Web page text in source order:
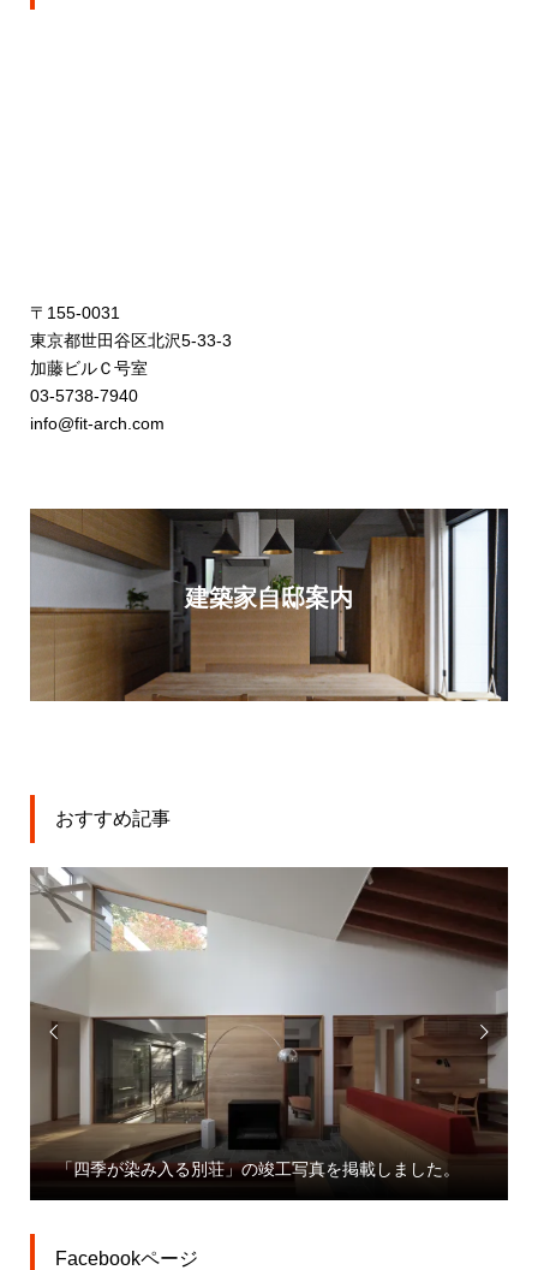
〒155-0031
東京都世田谷区北沢5-33-3
加藤ビルＣ号室
03-5738-7940
info@fit-arch.com
建築家自邸案内
おすすめ記事

「四季が染み入る別荘」の竣工写真を掲載しました。

Facebookページ